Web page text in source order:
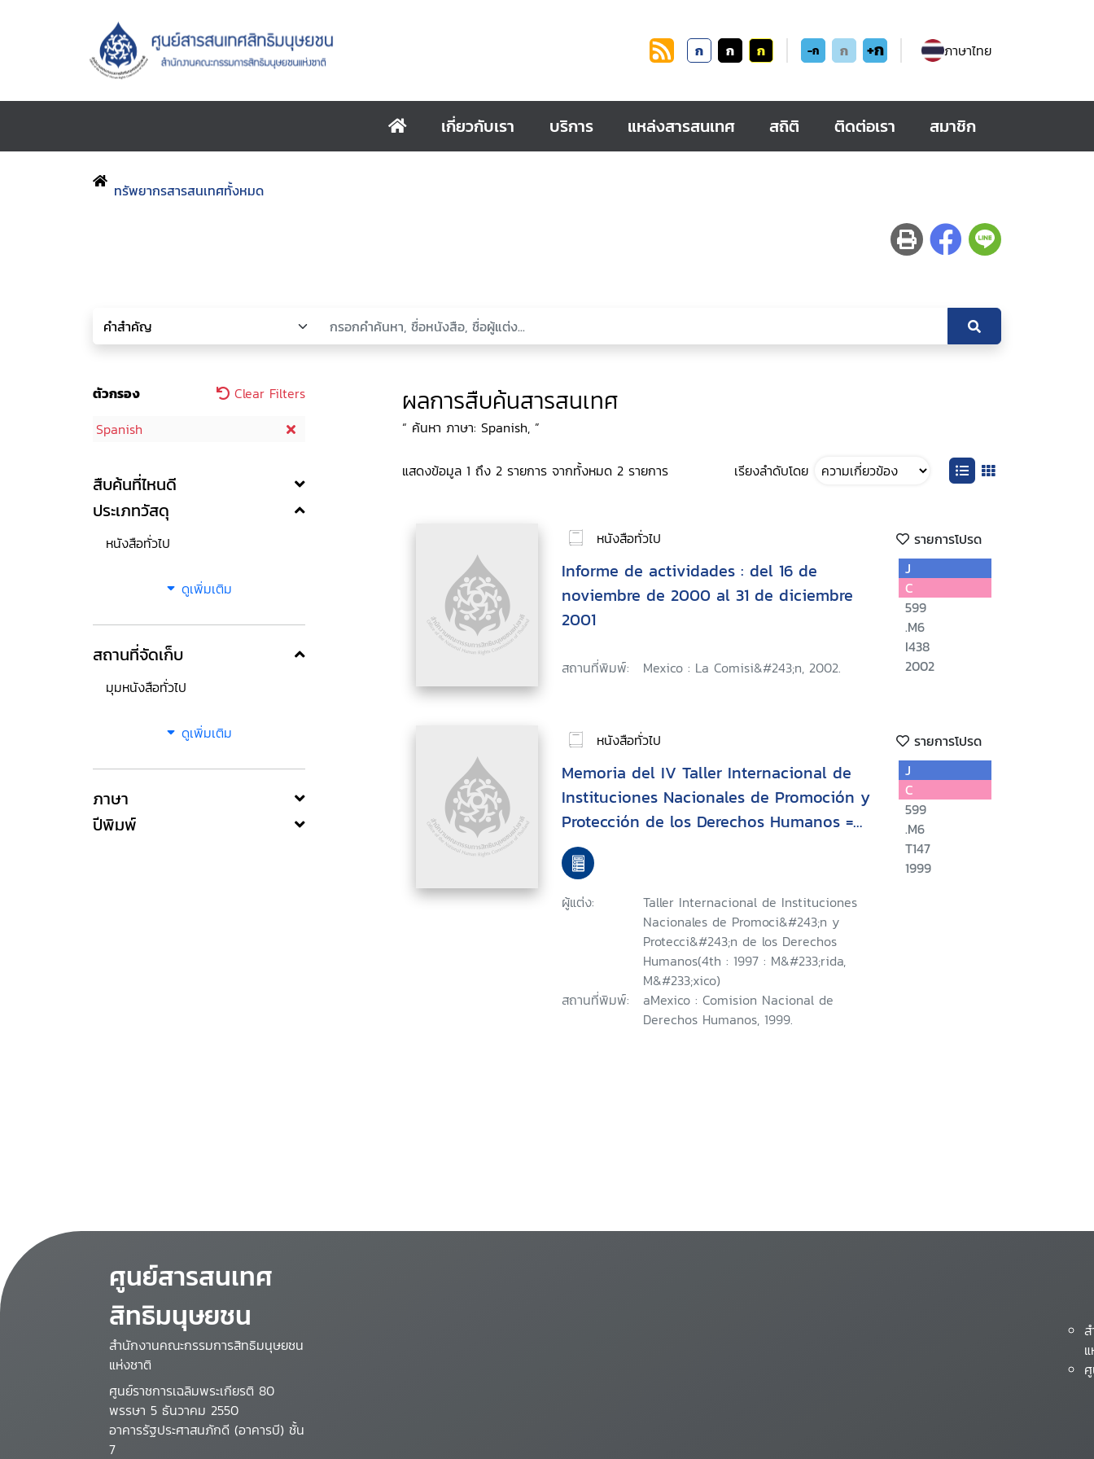
ก ก ก -ก ก +ก ภาษาไทย
เกี่ยวกับเรา บริการ แหล่งสารสนเทศ สถิติ ติดต่อเรา สมาชิก
ทรัพยากรสารสนเทศทั้งหมด
ตัวกรอง
Clear Filters
Spanish
สืบค้นที่ไหนดี
ประเภทวัสดุ
หนังสือทั่วไป
ดูเพิ่มเติม
สถานที่จัดเก็บ
มุมหนังสือทั่วไป
ดูเพิ่มเติม
ภาษา
ปีพิมพ์
ผลการสืบค้นสารสนเทศ
“ ค้นหา ภาษา: Spanish, ”
แสดงข้อมูล 1 ถึง 2 รายการ จากทั้งหมด 2 รายการ เรียงลำดับโดย
หนังสือทั่วไป รายการโปรด
Informe de actividades : del 16 de
noviembre de 2000 al 31 de diciembre
2001
สถานที่พิมพ์: Mexico : La Comisi&#243;n, 2002.
J
C
599
.M6
I438
2002
หนังสือทั่วไป รายการโปรด
Memoria del IV Taller Internacional de
Instituciones Nacionales de Promoción y
Protección de los Derechos Humanos =
Summary of the Fourth International
Workshop on National Institutions for the
Promotion and Protection for Human
Rights = Compte Rendu de la Quatrième
Recontre Internationale des Institutions
Nationales pour la Promotion et la
Protection des Droits de l'Homme
ผู้แต่ง:
Taller Internacional de Instituciones
Nacionales de Promoci&#243;n y
Protecci&#243;n de los Derechos
Humanos(4th : 1997 : M&#233;rida,
M&#233;xico)
สถานที่พิมพ์:
aMexico : Comision Nacional de
Derechos Humanos, 1999.
J
C
599
.M6
T147
1999
ศูนย์สารสนเทศ
สิทธิมนุษยชน
สำนักงานคณะกรรมการสิทธิมนุษยชน
แห่งชาติ
ศูนย์ราชการเฉลิมพระเกียรติ 80
พรรษา 5 ธันวาคม 2550
อาคารรัฐประศาสนภักดี (อาคารบี) ชั้น
7